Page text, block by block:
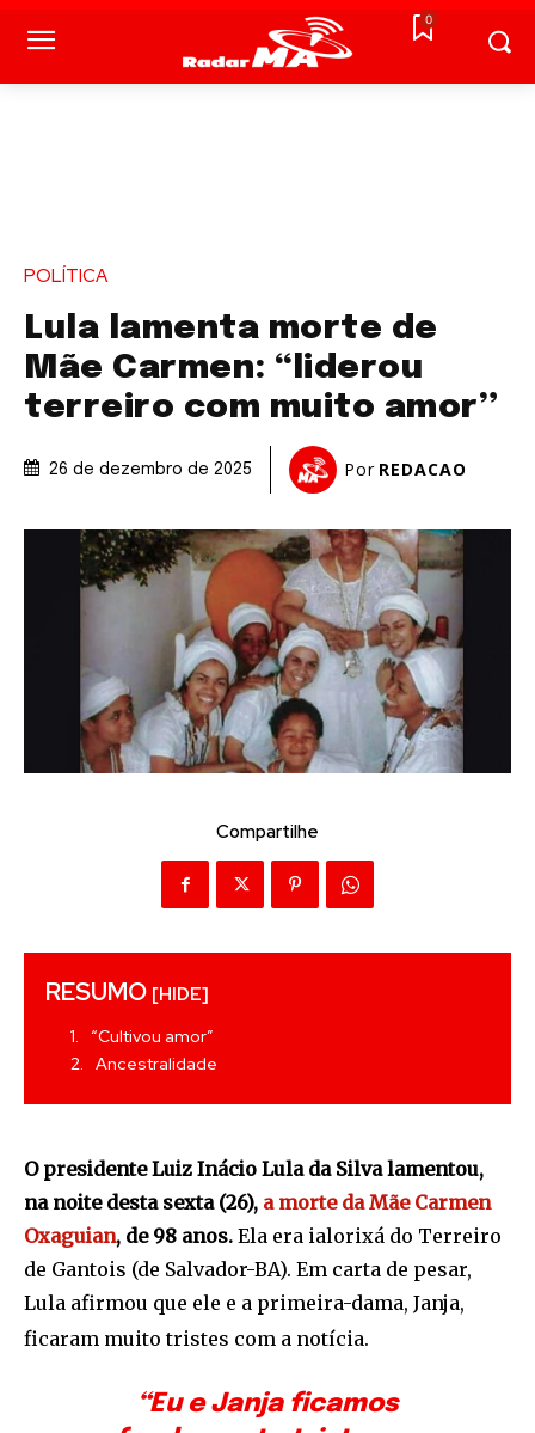
0
POLÍTICA
Lula lamenta morte de
Mãe Carmen: “liderou
terreiro com muito amor”
26 de dezembro de 2025 Por REDACAO
Compartilhe
RESUMO [HIDE]
“Cultivou amor”
Ancestralidade
O presidente Luiz Inácio Lula da Silva lamentou,
na noite desta sexta (26), a morte da Mãe Carmen
Oxaguian, de 98 anos. Ela era ialorixá do Terreiro
de Gantois (de Salvador-BA). Em carta de pesar,
Lula afirmou que ele e a primeira-dama, Janja,
ficaram muito tristes com a notícia.
“Eu e Janja ficamos